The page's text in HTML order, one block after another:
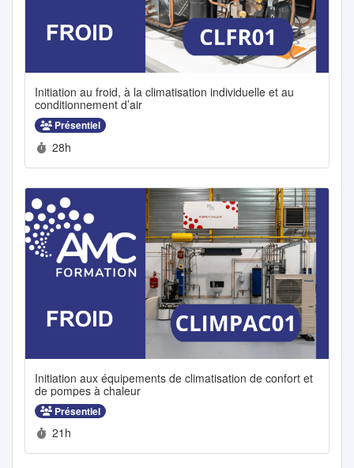
Initiation au froid, à la climatisation individuelle et au
conditionnement d’air
Présentiel
Durée :
28h
Initiation aux équipements de climatisation de confort et
de pompes à chaleur
Présentiel
Durée :
21h